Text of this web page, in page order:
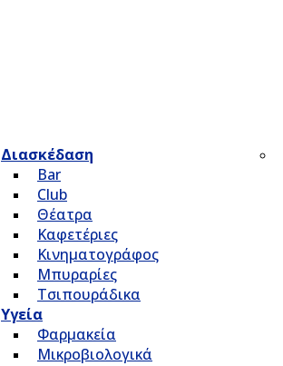
Διασκέδαση
Bar
Club
Θέατρα
Καφετέριες
Κινηματογράφος
Μπυραρίες
Τσιπουράδικα
Υγεία
Φαρμακεία
Μικροβιολογικά